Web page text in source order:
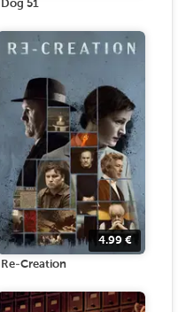
Dog 51
4.99 €
Re-Creation